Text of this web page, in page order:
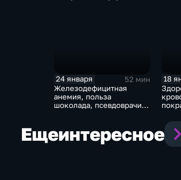
24 января
52 мин
Железодефицитная
анемия, польза
шоколада, псевдоврачи.
18
Ещеинтересное